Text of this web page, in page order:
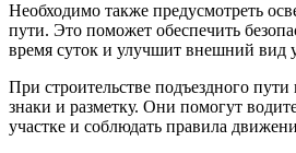
Необходимо также предусмотреть
пути. Это поможет обеспечить
время суток и улучшит внешний вид
При строительстве подъездного
знаки и разметку. Они помогут
участке и соблюдать правила